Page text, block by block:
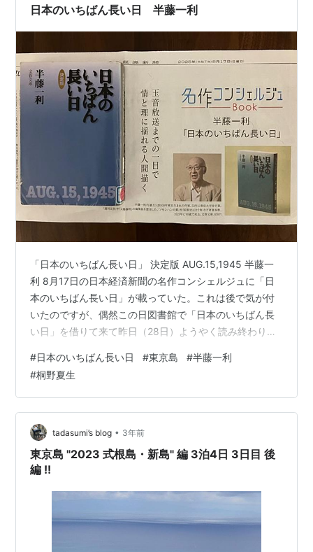
日本のいちばん長い日 半藤一利
「日本のいちばん長い日」 決定版 AUG.15,1945 半藤一
利 8月17日の日本経済新聞の名作コンシェルジュに「日
本のいちばん長い日」が載っていた。これは後で気が付
いたのですが、偶然この日図書館で「日本のいちばん長
い日」を借りて来て昨日（28日）ようやく読み終わりま
いるんですね。 1967年版 阿南陸相：三船敏郎 畑中少
佐：黒沢年雄 2015年版 阿南陸相：役所広司 畑中少佐：
松坂桃季 「東京島」 桐野夏生（なつお 女性） 同じ日に
「東京島」も借りていて最初にこちらを読みました。
1945年から1950年にかけて、マリアナ諸島のアナタハ
ン…
#日本のいちばん長い日 #東京島 #半藤一利
#桐野夏生
tadasumi’s blog • 3年前
東京島 "2023 式根島・新島" 編 3泊4日 3日目 後
編 !!